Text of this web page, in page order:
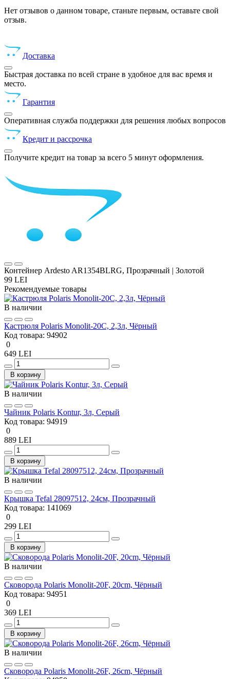
Нет отзывов о данном товаре, станьте первым, оставьте свой
отзыв.
Доставка
Быстрая доставка по всей стране в удобное для вас время и
место.
Гарантия
Оперативная служба поддержки для решения любых вопросов
Кредит и рассрочка
Получите кредит на товар за всего 5 минут оформления.
Контейнер Ardesto AR1354BLRG, Прозрачный | Золотой
99 LEI
Рекомендуемые товары
В наличии
Кастрюля Polaris Monolit-20C, 2,3л, Чёрный
Код товара: 94902
0
649 LEI
В корзину
В наличии
Чайник Polaris Kontur, 3л, Серый
Код товара: 94919
0
889 LEI
В корзину
В наличии
Крышка Tefal 28097512, 24см, Прозрачный
Код товара: 141069
0
299 LEI
В корзину
В наличии
Сковорода Polaris Monolit-20F, 20cm, Чёрный
Код товара: 94951
0
369 LEI
В корзину
В наличии
Сковорода Polaris Monolit-26F, 26cm, Чёрный